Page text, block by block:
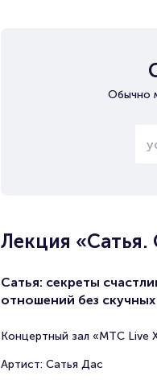
Обычно
Лекция
Сатья: секреты
отношений без
Концертный зал «МТС Live
Артист: Сатья Дас